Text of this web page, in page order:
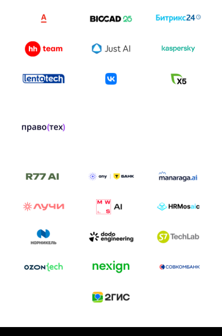
Новый трек «AI-native» — отражение
ТРЕК «AI-NATIVE»